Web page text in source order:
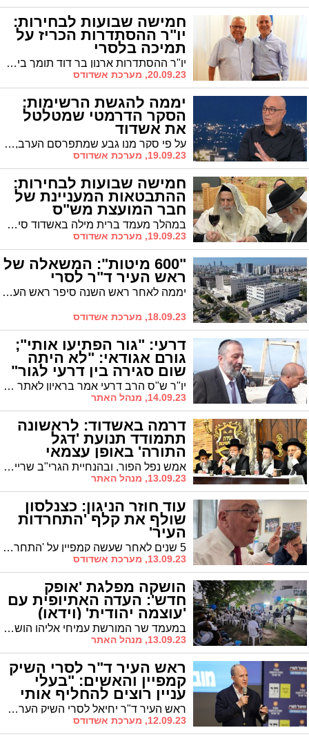
חמישה שבועות לבחירות:
יו"ר ההסתדרות הכריז על
תמיכה בלסרי
יו"ר ההסתדרות ארנון בר דוד תומך ביחיאל לסרי לראשות העיר: "מנהיג עם חזון שהפך את אשדוד לעיר לתפארת"
20.09.23, מערכת אשדודס
יממה להגשת הרשימות:
הסקר הדרמטי שמטלטל
את אשדוד
על פי סקר מנו גבע שמתפרסם הערב, ראש העיר ד"ר יחיאל לסרי שומר על יציבות במקום הראשון, הלן גלבר ממשיכה להפתיע כשמתייצבת במקום השני. ברק סרי מדשדש במקום הרביעי ואבי אמסלם שיורד למקום החמישי
19.09.23, מערכת אשדודס
חמישה שבועות לבחירות:
ההתבטאות המעניינת של
חבר המועצת מש"ס
במהלך מעמד ברית מילה באשדוד סיפר הגר"מ אבוחצירא לחבר מועצת חכמי התורה של ש"ס הגר"ש מחפוד כי בבחירות האחרונות הורה להצביע עבור ראש העיר ד"ר לסרי. לדברי מקורב לראש העיר שנכח במקום, הגר"ש הפטיר בענוותנותו: "ברוך שכיוונתי לדעת גדולים; כבר גיליתי את דעתי"
19.09.23, מערכת אשדודס
"600 מיטות": המשאלה של
ראש העיר ד"ר לסרי
יממה לאחר ראש השנה סיפר ראש העיר ד״ר יחיאל לסרי כי המטרה שהציב לעצמו לשנה הקרובה היא להוביל להגדלת מספר המיטות בבית החולים 'אסותא' -אשדוד מ-300 ל-600.
18.09.23, מערכת אשדודס
דרעי: "גור הפתיעו אותי";
גורם אגודאי: "לא היתה
שום סגירה בין דרעי לגור"
יו"ר ש"ס הרב דרעי אמר בראיון לאתר 'כיכר השבת' כי הופתע מההסכם שנחתם עם לסרי. "סיכמנו בתקיעת כף" * בשיחה עם 'אשדודס' גורם אגודאי מקומי הגיב בחריפות לדברים: "היה שיח. לא היתה שום סגירה. דרעי משחק את תפקיד 'הקוזק הנגזל'. אף אחד לא קונה את זה"
14.09.23, מנהל האתר
דרמה באשדוד: לראשונה
תתמודד תנועת 'דגל
התורה' באופן עצמאי
אמש נפל הפור, ובהנחיית הגרי"ב שרייבר שליט"א תרוץ תנועת 'דגל התורה' באופן עצמאי בעיר. נציגה למועצה יהיה ר' עמנואל כהן ארזי. בכל הנוגע לתמיכה לראשות העיר כבר הודיעה זה מכבר קהילת הגרי"ב שרייבר כי תתמוך בראש העיר ד"ר לסרי.
13.09.23, מנהל האתר
עוד חוזר הניגון: כצנלסון
שולף את קלף 'התחרדות
העיר'
5 שנים לאחר שעשה קמפיין על 'התחרדות העיר' במהלכה תקף את הנציגות החרדית המקומית והאשימה ברצון לשנות את צביונה של העיר, שולף שמעון כצלנסון בדרך להתמודדות על ראשות העיר את קלף 'ההתחרדות' בשנית: "אני נגד התחרדות; אני בעד עיר פתוחה בשבת"
13.09.23, מערכת אשדודס
הושקה מפלגת 'אופק
חדש': העדה האתיופית עם
'עוצמה יהודית' (וידאו)
במעמד שר המורשת עמיחי אליהו הושקה המפלגה שתייצג את העדה האתיופית, יחד עם 'עוצמה יהודית' ו'קול הלב'. השר אליהו: "אתם האמיצים"
13.09.23, מנהל האתר
ראש העיר ד"ר לסרי השיק
קמפיין והאשים: "בעלי
עניין רוצים להחליף אותי
בראש עיר בובה" ראש העיר ד"ר יחיאל לסרי השיק הערב את קמפיין הבחירות שלו תחת הסלוגן 'שומרים על הבית' המקפל בשלש מילים את רצונו לשמור על העיר בשנים הקרובות מפני גורמים אותם הוא מכנה "בעלי עניין עם תיאבון גדול שלא יודע שובע"
12.09.23, מערכת אשדודס